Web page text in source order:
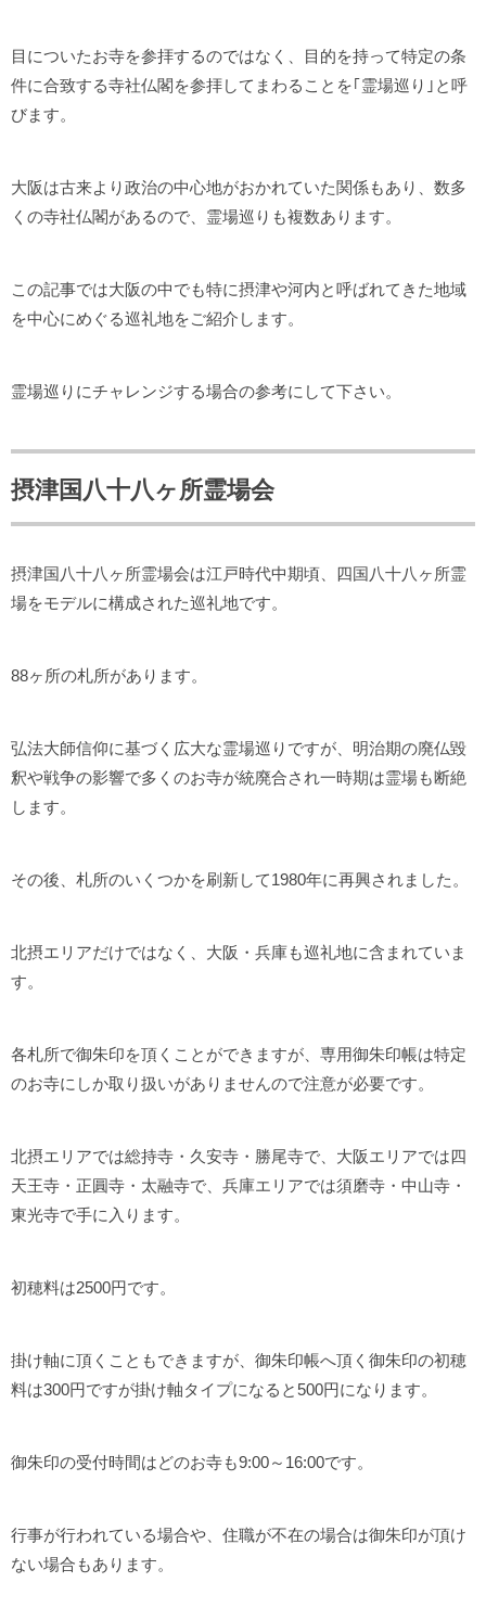
目についたお寺を参拝するのではなく、目的を持って特定の条
件に合致する寺社仏閣を参拝してまわることを｢霊場巡り｣と呼
びます。
大阪は古来より政治の中心地がおかれていた関係もあり、数多
くの寺社仏閣があるので、霊場巡りも複数あります。
この記事では大阪の中でも特に摂津や河内と呼ばれてきた地域
を中心にめぐる巡礼地をご紹介します。
霊場巡りにチャレンジする場合の参考にして下さい。
摂津国八十八ヶ所霊場会
摂津国八十八ヶ所霊場会は江戸時代中期頃、四国八十八ヶ所霊
場をモデルに構成された巡礼地です。
88ヶ所の札所があります。
弘法大師信仰に基づく広大な霊場巡りですが、明治期の廃仏毀
釈や戦争の影響で多くのお寺が統廃合され一時期は霊場も断絶
します。
その後、札所のいくつかを刷新して1980年に再興されました。
北摂エリアだけではなく、大阪・兵庫も巡礼地に含まれていま
す。
各札所で御朱印を頂くことができますが、専用御朱印帳は特定
のお寺にしか取り扱いがありませんので注意が必要です。
北摂エリアでは総持寺・久安寺・勝尾寺で、大阪エリアでは四
天王寺・正圓寺・太融寺で、兵庫エリアでは須磨寺・中山寺・
東光寺で手に入ります。
初穂料は2500円です。
掛け軸に頂くこともできますが、御朱印帳へ頂く御朱印の初穂
料は300円ですが掛け軸タイプになると500円になります。
御朱印の受付時間はどのお寺も9:00～16:00です。
行事が行われている場合や、住職が不在の場合は御朱印が頂け
ない場合もあります。